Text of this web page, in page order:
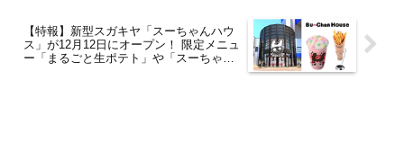
【特報】新型スガキヤ「スーちゃんハウ
ス」が12月12日にオープン！ 限定メニュ
ー「まるごと生ポテト」や「スーちゃん